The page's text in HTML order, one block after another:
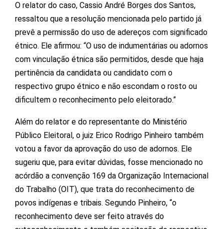
O relator do caso, Cassio André Borges dos Santos,
ressaltou que a resolução mencionada pelo partido já
prevê a permissão do uso de adereços com significado
étnico. Ele afirmou: “O uso de indumentárias ou adornos
com vinculação étnica são permitidos, desde que haja
pertinência da candidata ou candidato com o
respectivo grupo étnico e não escondam o rosto ou
dificultem o reconhecimento pelo eleitorado.”
Além do relator e do representante do Ministério
Público Eleitoral, o juiz Erico Rodrigo Pinheiro também
votou a favor da aprovação do uso de adornos. Ele
sugeriu que, para evitar dúvidas, fosse mencionado no
acórdão a convenção 169 da Organização Internacional
do Trabalho (OIT), que trata do reconhecimento de
povos indígenas e tribais. Segundo Pinheiro, “o
reconhecimento deve ser feito através do